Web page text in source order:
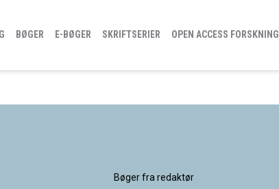
BØGER E-BØGER SKRIFTSERIER OPEN ACCESS FORSKNING
Bøger fra redaktør